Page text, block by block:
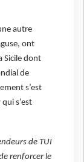
autre
ont
Sicile dont
de
s’est
s’est
de TUI
renforcer le